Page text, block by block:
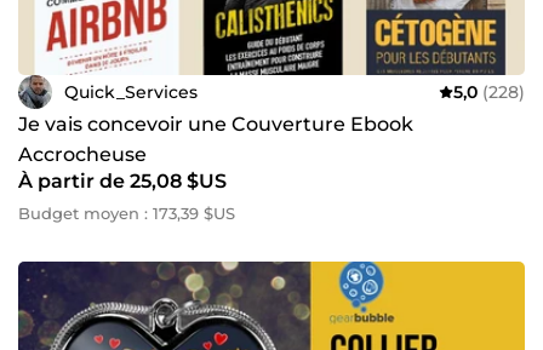
Quick_Services 5,0 (228)
Je vais concevoir une Couverture Ebook
Accrocheuse
À partir de 25,08 $US
Budget moyen : 173,39 $US